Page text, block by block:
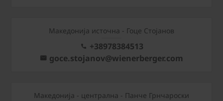
Македонија источна - Гоце Стојанов
+38978384513
goce.stojanov@wienerberger.com
Mакедонија - централна - Панче Грнчароски